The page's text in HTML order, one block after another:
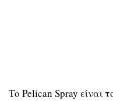
Το Pelican Spray είναι